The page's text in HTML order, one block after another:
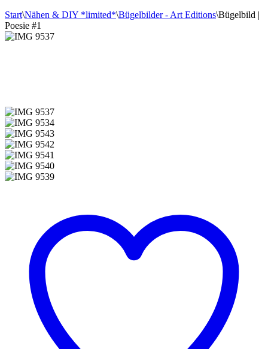
Start\Nähen & DIY *limited*\Bügelbilder - Art Editions\Bügelbild |
Poesie #1